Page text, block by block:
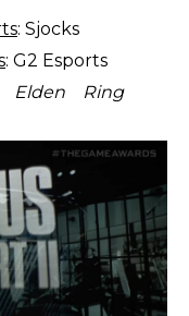
: Sjocks
: G2 Esports
Elden Ring